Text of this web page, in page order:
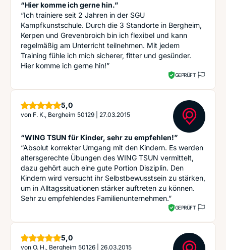
“Hier komme ich gerne hin.”
“Ich trainiere seit 2 Jahren in der SGU
Kampfkunstschule. Durch die 3 Standorte in Bergheim,
Kerpen und Grevenbroich bin ich flexibel und kann
regelmäßig am Unterricht teilnehmen. Mit jedem
Training fühle ich mich sicherer, fitter und gesünder.
Hier komme ich gerne hin!”
GEPRÜFT
5,0Sterne
von F. K., Bergheim 50129 27.03.2015
“WING TSUN für Kinder, sehr zu empfehlen!”
“Absolut korrekter Umgang mit den Kindern. Es werden
altersgerechte Übungen des WING TSUN vermittelt,
dazu gehört auch eine gute Portion Disziplin. Den
Kindern wird versucht ihr Selbstbewusstsein zu stärken,
um in Alltagssituationen stärker auftreten zu können.
Sehr zu empfehlendes Familienunternehmen.”
GEPRÜFT
5,0Sterne
von O. H., Bergheim 50126 26.03.2015